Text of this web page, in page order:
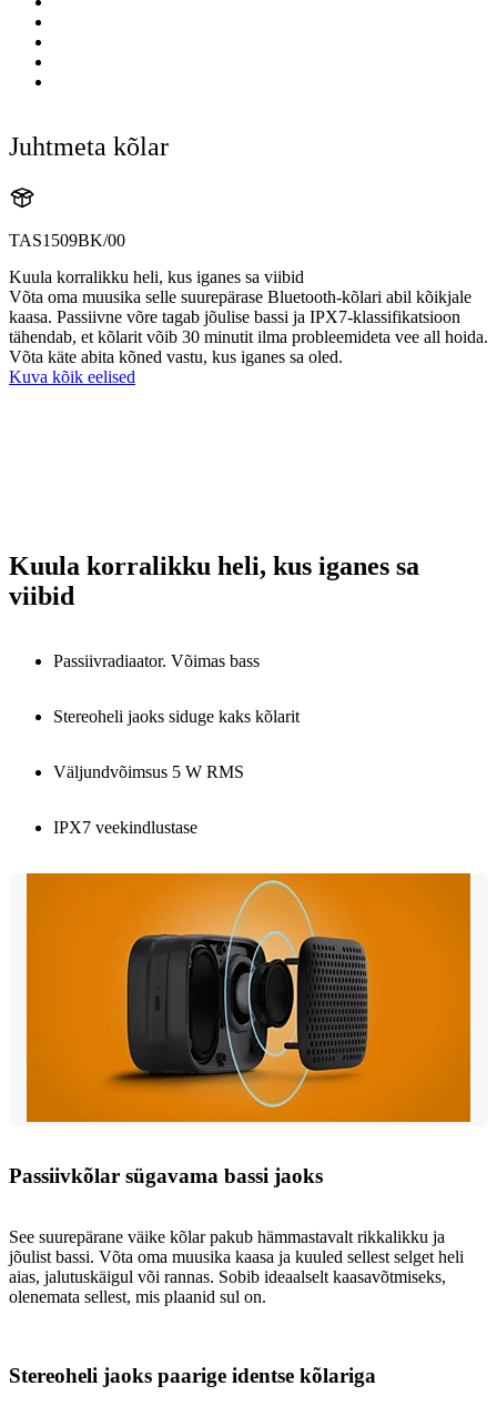
Juhtmeta kõlar
TAS1509BK/00
Kuula korralikku heli, kus iganes sa viibid
Võta oma muusika selle suurepärase Bluetooth-kõlari abil kõikjale
kaasa. Passiivne võre tagab jõulise bassi ja IPX7-klassifikatsioon
tähendab, et kõlarit võib 30 minutit ilma probleemideta vee all hoida.
Võta käte abita kõned vastu, kus iganes sa oled.
Kuva kõik eelised
Kuula korralikku heli, kus iganes sa
viibid
Passiivradiaator. Võimas bass
Stereoheli jaoks siduge kaks kõlarit
Väljundvõimsus 5 W RMS
IPX7 veekindlustase
Passiivkõlar sügavama bassi jaoks
See suurepärane väike kõlar pakub hämmastavalt rikkalikku ja
jõulist bassi. Võta oma muusika kaasa ja kuuled sellest selget heli
aias, jalutuskäigul või rannas. Sobib ideaalselt kaasavõtmiseks,
olenemata sellest, mis plaanid sul on.
Stereoheli jaoks paarige identse kõlariga